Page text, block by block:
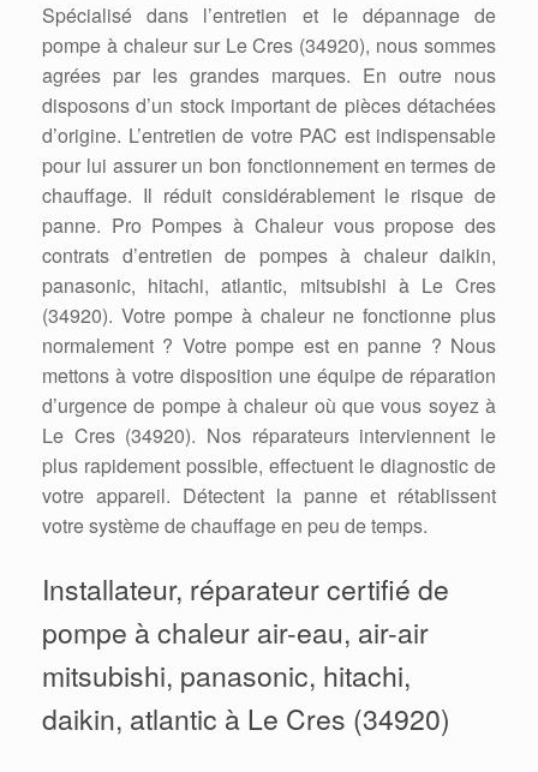
Spécialisé dans l’entretien et le dépannage de
pompe à chaleur sur Le Cres (34920), nous sommes
agrées par les grandes marques. En outre nous
disposons d’un stock important de pièces détachées
d’origine. L’entretien de votre PAC est indispensable
pour lui assurer un bon fonctionnement en termes de
chauffage. Il réduit considérablement le risque de
panne. Pro Pompes à Chaleur vous propose des
contrats d’entretien de pompes à chaleur daikin,
panasonic, hitachi, atlantic, mitsubishi à Le Cres
(34920). Votre pompe à chaleur ne fonctionne plus
normalement ? Votre pompe est en panne ? Nous
mettons à votre disposition une équipe de réparation
d’urgence de pompe à chaleur où que vous soyez à
Le Cres (34920). Nos réparateurs interviennent le
plus rapidement possible, effectuent le diagnostic de
votre appareil. Détectent la panne et rétablissent
votre système de chauffage en peu de temps.
Installateur, réparateur certifié de
pompe à chaleur air-eau, air-air
mitsubishi, panasonic, hitachi,
daikin, atlantic à Le Cres (34920)